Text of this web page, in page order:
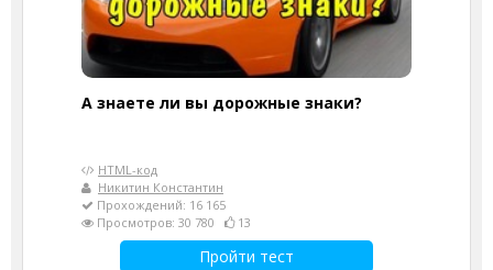
А знаете ли вы дорожные знаки?
HTML-код
Никитин Константин
Прохождений: 16 165
Просмотров: 30 780
13
Пройти тест